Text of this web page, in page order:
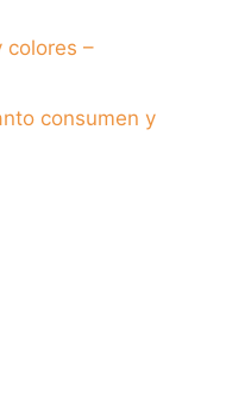
colores –
consumen y